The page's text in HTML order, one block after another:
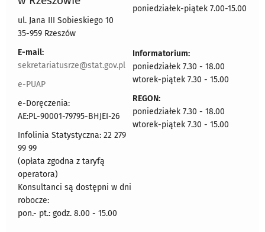
ul. Jana III Sobieskiego 10
35-959 Rzeszów
E-mail:
sekretariatusrze@stat.gov.pl
e-PUAP
e-Doręczenia:
AE:PL-90001-79795-BHJEI-26
Infolinia Statystyczna: 22 279
99 99
(opłata zgodna z taryfą
operatora)
Konsultanci są dostępni w dni
robocze:
pon.- pt.: godz. 8.00 - 15.00
poniedziałek-piątek 7.00-15.00
Informatorium:
poniedziałek 7.30 - 18.00
wtorek-piątek 7.30 - 15.00
REGON:
poniedziałek 7.30 - 18.00
wtorek-piątek 7.30 - 15.00